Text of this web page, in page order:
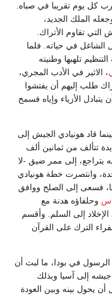
كل يوم تقريبا في صباه.
الملك الجديد،
تقاوم الأتراك.
الشاغل في حياته. فلما
تلهبها وطنيته
، الاثير في الأدب المجري،
طلب إليهم أن يفتشوا
الأزياء وإياه فسمح
قاد هونيادي الجيش إلى
جديدة تتألف من ثمانين ألف
يتراجع، إلى ممر ضيق -لا
وانتصرت خطة هونيادي
فسعى إلى الصلح ووافق
وحلفاؤه هدنة مع
إلى السلم. وأقسم
الترك على القرآن
الرسول في بودا، ما لبث أن
إلى آسيا وبذلك
يحول بينه وبين العودة